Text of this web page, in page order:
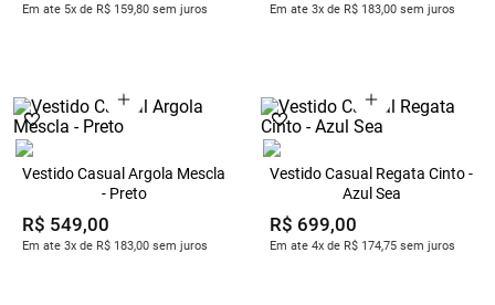
Em ate 5x de R$ 159,80 sem juros Em ate 3x de R$ 183,00 sem juros
Vestido Casual Argola Mescla
- Preto
R$ 549,00
Em ate 3x de R$ 183,00 sem juros
Vestido Casual Regata Cinto -
Azul Sea
R$ 699,00
Em ate 4x de R$ 174,75 sem juros